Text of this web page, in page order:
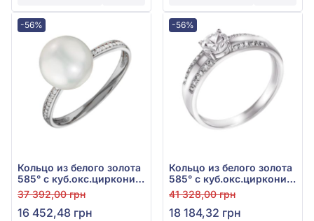
-56%
Кольцо из белого золота
585° с куб.окс.циркония
и жемчугом, арт.
1191565102
37 392,00 грн
16 452,48 грн
-56%
Кольцо из белого золота
585° с куб.окс.циркония,
арт. 121081
41 328,00 грн
18 184,32 грн